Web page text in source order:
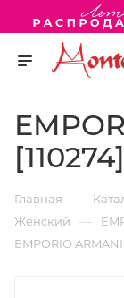
[110274]
Главная —
Женский —
EMPORIO ARMANI